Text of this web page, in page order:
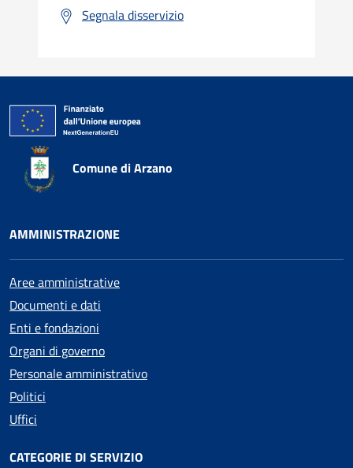
Segnala disservizio
Comune di Arzano
AMMINISTRAZIONE
Aree amministrative
Documenti e dati
Enti e fondazioni
Organi di governo
Personale amministrativo
Politici
Uffici
CATEGORIE DI SERVIZIO